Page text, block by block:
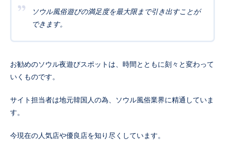
ソウル風俗遊びの満足度を最大限まで引き出すことが
できます。
お勧めのソウル夜遊びスポットは、時間とともに刻々と変わって
いくものです。
サイト担当者は地元韓国人の為、ソウル風俗業界に精通していま
す。
今現在の人気店や優良店を知り尽くしています。